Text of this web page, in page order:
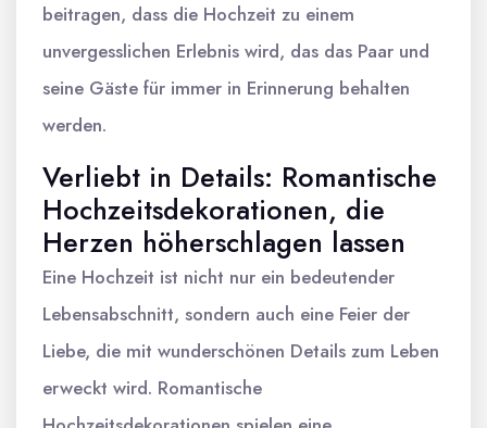
beitragen, dass die Hochzeit zu einem
unvergesslichen Erlebnis wird, das das Paar und
seine Gäste für immer in Erinnerung behalten
werden.
Verliebt in Details: Romantische
Hochzeitsdekorationen, die
Herzen höherschlagen lassen
Eine Hochzeit ist nicht nur ein bedeutender
Lebensabschnitt, sondern auch eine Feier der
Liebe, die mit wunderschönen Details zum Leben
erweckt wird. Romantische